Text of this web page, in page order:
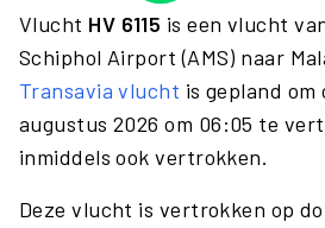
Vlucht HV 6115 is een vlucht
Schiphol Airport (AMS) naar
Transavia vlucht is gepland om
augustus 2026 om 06:05 te
inmiddels ook vertrokken.
Deze vlucht is vertrokken op